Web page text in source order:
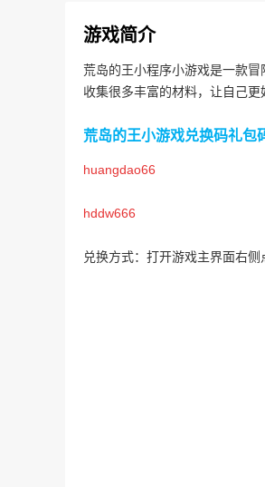
游戏简介
荒岛的王小程序小游戏是一款
收集很多丰富的材料，让自己
荒岛的王小游戏兑换码礼包
huangdao66
hddw666
兑换方式：打开游戏主界面右